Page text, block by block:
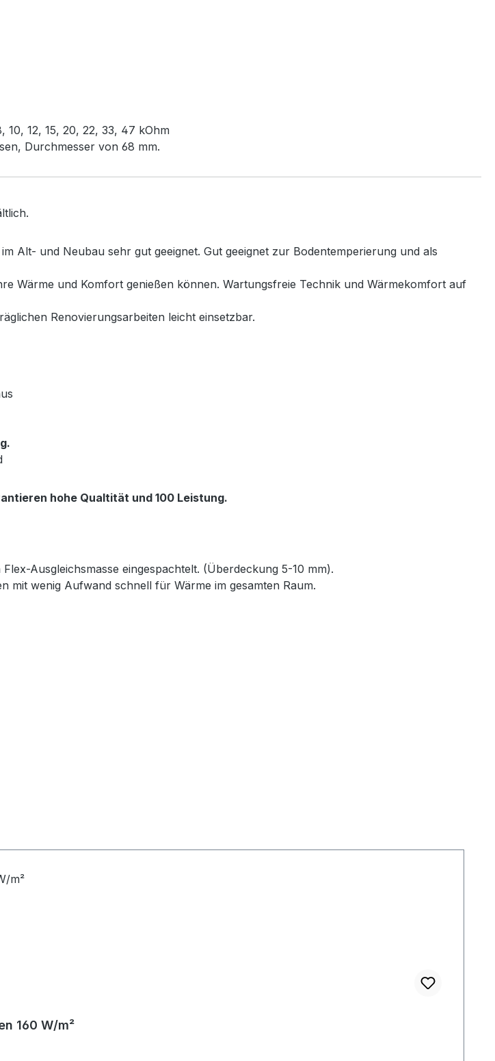
12, 15, 20, 22, 33, 47 kOhm
Durchmesser von 68 mm.
Alt- und Neubau sehr gut geeignet. Gut geeignet zur Bodentemperierung und als
Wärme und Komfort genießen können. Wartungsfreie Technik und Wärmekomfort auf
Renovierungsarbeiten leicht einsetzbar.
hohe Qualtität und 100 Leistung.
Ausgleichsmasse eingespachtelt. (Überdeckung 5-10 mm).
mit wenig Aufwand schnell für Wärme im gesamten Raum.
160 W/m²